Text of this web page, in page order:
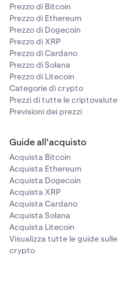
Prezzo di Bitcoin
Prezzo di Ethereum
Prezzo di Dogecoin
Prezzo di XRP
Prezzo di Cardano
Prezzo di Solana
Prezzo di Litecoin
Categorie di crypto
Prezzi di tutte le criptovalute
Previsioni dei prezzi
Guide all'acquisto
Acquista Bitcoin
Acquista Ethereum
Acquista Dogecoin
Acquista XRP
Acquista Cardano
Acquista Solana
Acquista Litecoin
Visualizza tutte le guide sulle
crypto